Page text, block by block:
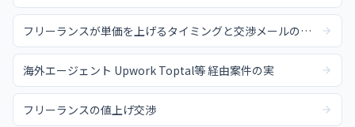
フリーランスが単価を上げるタイミングと交渉メールの例文
海外エージェント Upwork Toptal等 経由案件の実
フリーランスの値上げ交渉